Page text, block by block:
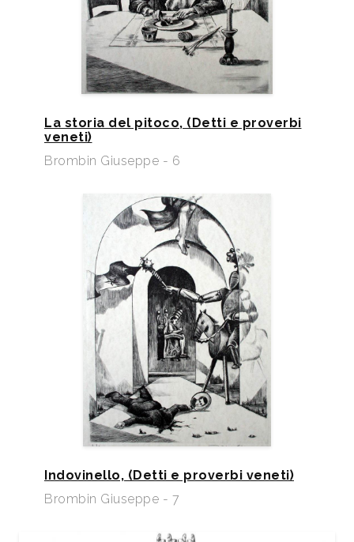
La storia del pitoco, (Detti e proverbi
veneti)
Brombin Giuseppe - 6
Indovinello, (Detti e proverbi veneti)
Brombin Giuseppe - 7